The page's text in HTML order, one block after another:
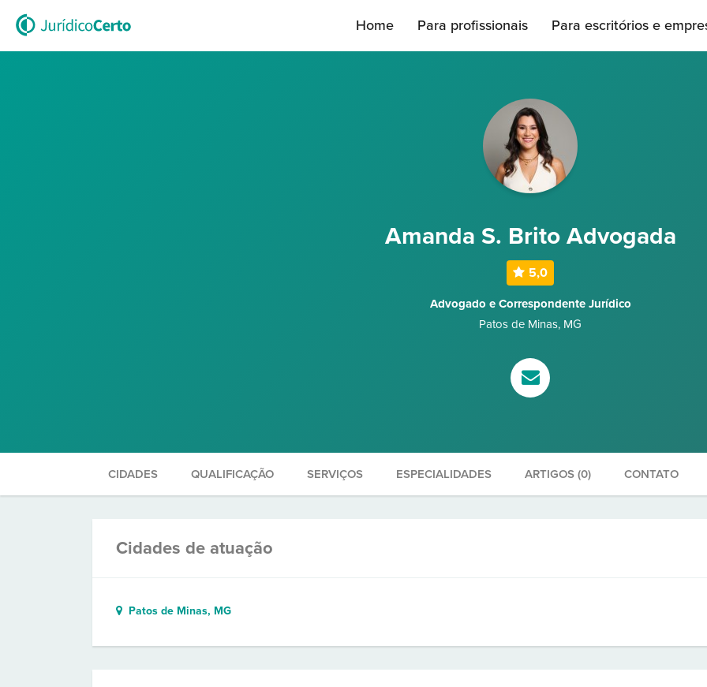
Home Para profissionais Para escritórios e
Amanda S. Brito Advogada
5,0
Advogado e Correspondente Jurídico
Patos de Minas, MG
CIDADES QUALIFICAÇÃO SERVIÇOS ESPECIALIDADES ARTIGOS (0) CONTATO
Cidades de atuação
Patos de Minas, MG